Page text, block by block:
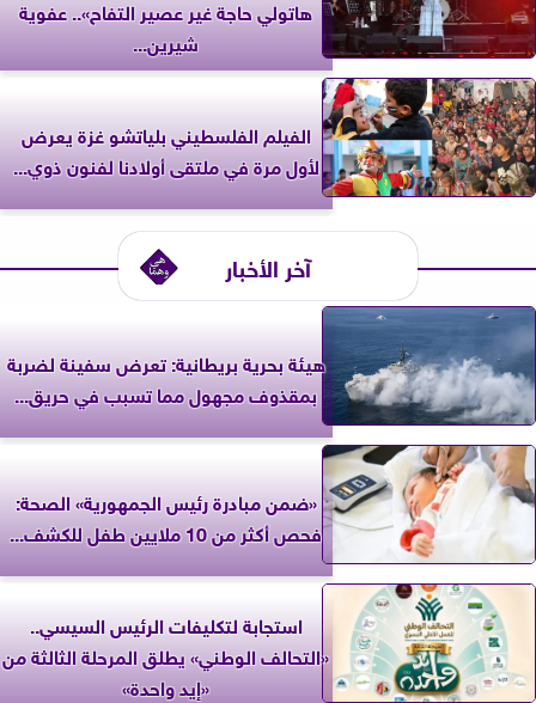
هاتولي حاجة غير عصير التفاح».. عفوية
شيرين...
الفيلم الفلسطيني بلياتشو غزة يعرض
لأول مرة في ملتقى أولادنا لفنون ذوي...
آخر الأخبار
‎هيئة بحرية بريطانية: تعرض سفينة لضربة
بمقذوف مجهول مما تسبب في حريق...
«ضمن مبادرة رئيس الجمهورية» الصحة:
فحص أكثر من 10 ملايين طفل للكشف...
استجابة لتكليفات الرئيس السيسي..
«التحالف الوطني» يطلق المرحلة الثالثة من
«إيد واحدة»